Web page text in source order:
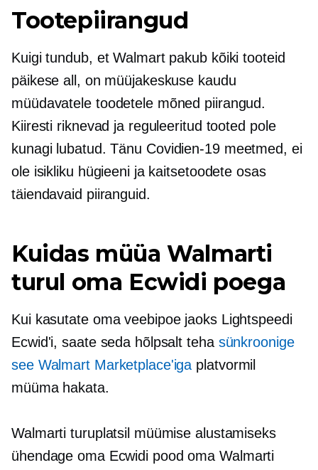
Tootepiirangud
Kuigi tundub, et Walmart pakub kõiki tooteid
päikese all, on müüjakeskuse kaudu
müüdavatele toodetele mõned piirangud.
Kiiresti riknevad ja reguleeritud tooted pole
kunagi lubatud. Tänu Covidien-19meetmed, ei
ole isikliku hügieeni ja kaitsetoodete osas
täiendavaid piiranguid.
Kuidas müüa Walmarti
turul oma Ecwidi poega
Kui kasutate oma veebipoe jaoks Lightspeedi
Ecwid'i, saate seda hõlpsalt teha sünkroonige
see Walmart Marketplace'iga platvormil
müüma hakata.
Walmarti turuplatsil müümise alustamiseks
ühendage oma Ecwidi pood oma Walmarti